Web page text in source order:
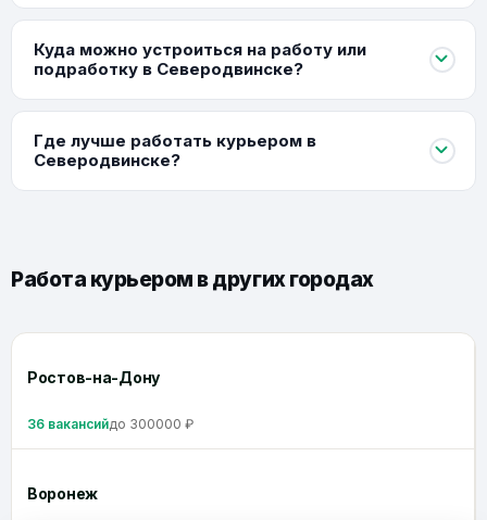
Куда можно устроиться на работу или
подработку в Северодвинске?
Где лучше работать курьером в
Северодвинске?
Работа курьером в других городах
Ростов-на-Дону
36 вакансийдо 300000 ₽
Воронеж